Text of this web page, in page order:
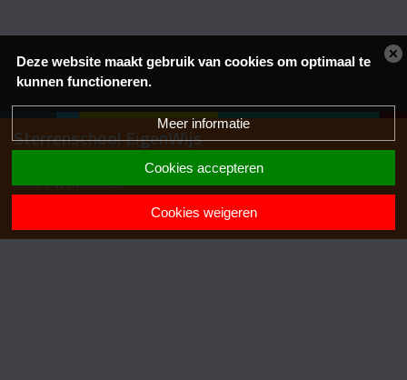
Sterrenschool EigenWijs
6587 AW Middelaar
024-6961202
info.eigenwijs@lijn83po.nl
Deze website maakt gebruik van cookies om optimaal te
kunnen functioneren.
Meer informatie
Cookies accepteren
Cookies weigeren